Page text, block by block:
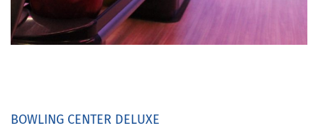
BOWLING CENTER DELUXE